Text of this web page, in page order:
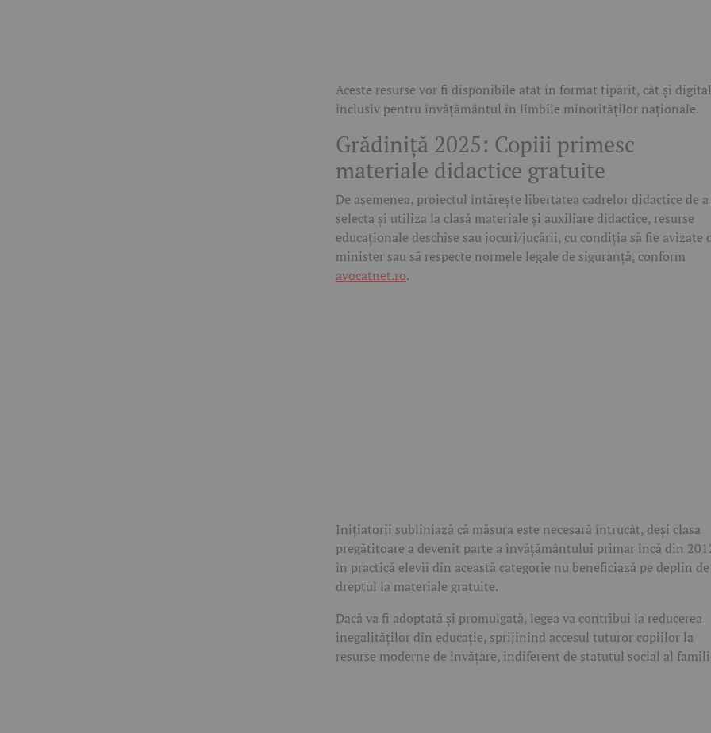
Aceste resurse vor fi disponibile atât în format tipărit, cât și
inclusiv pentru învățământul în limbile minorităților naționale.
Grădiniță 2025: Copiii primesc
materiale didactice gratuite
De asemenea, proiectul întărește libertatea cadrelor didactice de a
selecta și utiliza la clasă materiale și auxiliare didactice, resurse
educaționale deschise sau jocuri/jucării, cu condiția să fie avizate
minister sau să respecte normele legale de siguranță, conform
avocatnet.ro.
Inițiatorii subliniază că măsura este necesară întrucât, deși clasa
pregătitoare a devenit parte a învățământului primar încă din
în practică elevii din această categorie nu beneficiază pe deplin de
dreptul la materiale gratuite.
Dacă va fi adoptată și promulgată, legea va contribui la reducerea
inegalităților din educație, sprijinind accesul tuturor copiilor la
resurse moderne de învățare, indiferent de statutul social al